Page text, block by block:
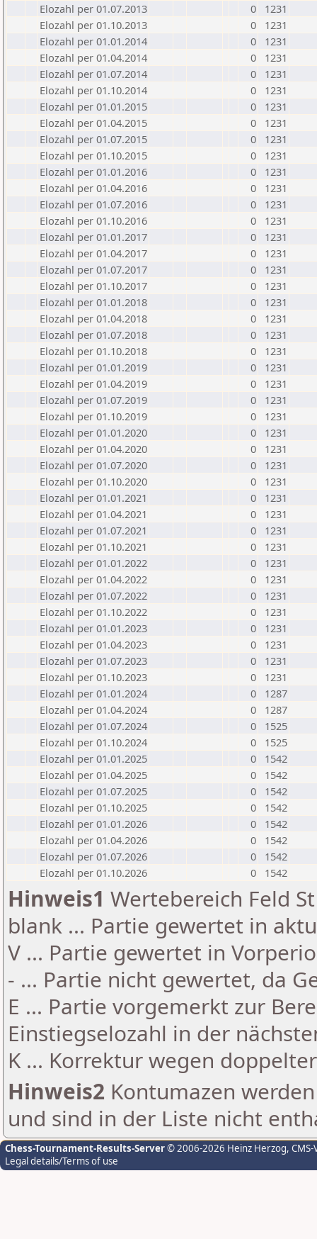
Elozahl per 01.07.2013
0
1231
Elozahl per 01.10.2013
0
1231
Elozahl per 01.01.2014
0
1231
Elozahl per 01.04.2014
0
1231
Elozahl per 01.07.2014
0
1231
Elozahl per 01.10.2014
0
1231
Elozahl per 01.01.2015
0
1231
Elozahl per 01.04.2015
0
1231
Elozahl per 01.07.2015
0
1231
Elozahl per 01.10.2015
0
1231
Elozahl per 01.01.2016
0
1231
Elozahl per 01.04.2016
0
1231
Elozahl per 01.07.2016
0
1231
Elozahl per 01.10.2016
0
1231
Elozahl per 01.01.2017
0
1231
Elozahl per 01.04.2017
0
1231
Elozahl per 01.07.2017
0
1231
Elozahl per 01.10.2017
0
1231
Elozahl per 01.01.2018
0
1231
Elozahl per 01.04.2018
0
1231
Elozahl per 01.07.2018
0
1231
Elozahl per 01.10.2018
0
1231
Elozahl per 01.01.2019
0
1231
Elozahl per 01.04.2019
0
1231
Elozahl per 01.07.2019
0
1231
Elozahl per 01.10.2019
0
1231
Elozahl per 01.01.2020
0
1231
Elozahl per 01.04.2020
0
1231
Elozahl per 01.07.2020
0
1231
Elozahl per 01.10.2020
0
1231
Elozahl per 01.01.2021
0
1231
Elozahl per 01.04.2021
0
1231
Elozahl per 01.07.2021
0
1231
Elozahl per 01.10.2021
0
1231
Elozahl per 01.01.2022
0
1231
Elozahl per 01.04.2022
0
1231
Elozahl per 01.07.2022
0
1231
Elozahl per 01.10.2022
0
1231
Elozahl per 01.01.2023
0
1231
Elozahl per 01.04.2023
0
1231
Elozahl per 01.07.2023
0
1231
Elozahl per 01.10.2023
0
1231
Elozahl per 01.01.2024
0
1287
Elozahl per 01.04.2024
0
1287
Elozahl per 01.07.2024
0
1525
Elozahl per 01.10.2024
0
1525
Elozahl per 01.01.2025
0
1542
Elozahl per 01.04.2025
0
1542
Elozahl per 01.07.2025
0
1542
Elozahl per 01.10.2025
0
1542
Elozahl per 01.01.2026
0
1542
Elozahl per 01.04.2026
0
1542
Elozahl per 01.07.2026
0
1542
Elozahl per 01.10.2026
0 1542
Hinweis1 Wertebereich Feld
blank ... Partie gewertet in
V ... Partie gewertet in
- ... Partie nicht gewertet, da
E ... Partie vorgemerkt zur
Einstiegselozahl in der
K ... Korrektur wegen
Hinweis2 Kontumazen
und sind in der Liste nicht
Chess-Tournament-Results-Server© 2006-2026 Heinz Herzog,
Legal details/Terms of use